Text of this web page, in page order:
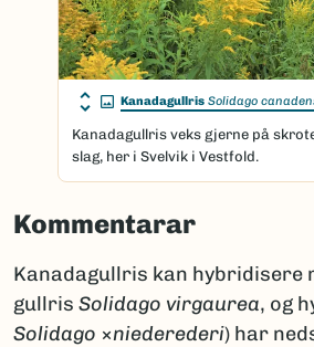
Kanadagullris Solidago
Kanadagullris veks gjerne på
slag, her i Svelvik i Vestfold.
Kommentarar
Kanadagullris kan hybridisere
gullris Solidago virgaurea, og
Solidago ×niederederi) har